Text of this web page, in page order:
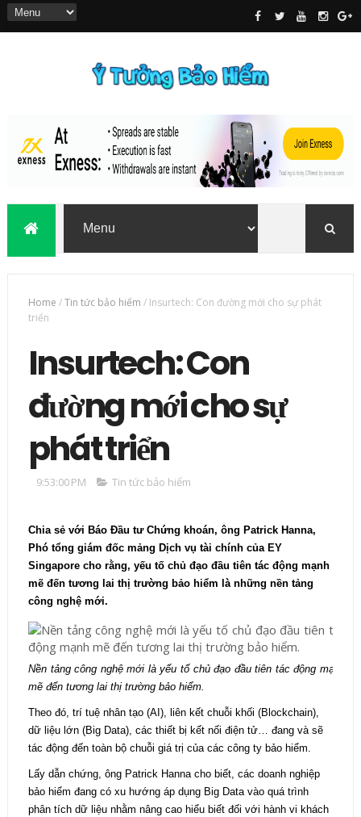
Home /Tin tức bảo hiểm / Insurtech: Con đường mới cho sự phát
triển
Insurtech: Con
đường mới cho sự
phát triển
9:53:00 PM Tin tức bảo hiểm
Chia sẻ với Báo Đầu tư Chứng khoán, ông Patrick Hanna,
Phó tổng giám đốc mảng Dịch vụ tài chính của EY
Singapore cho rằng, yếu tố chủ đạo đầu tiên tác động mạnh
mẽ đến tương lai thị trường bảo hiểm là những nền tảng
công nghệ mới.
Nền tảng công nghệ mới là yếu tố chủ đạo đầu tiên tác động mạnh
mẽ đến tương lai thị trường bảo hiểm.
Theo đó, trí tuệ nhân tạo (AI), liên kết chuỗi khối (Blockchain),
dữ liệu lớn (Big Data), các thiết bị kết nối điện tử… đang và sẽ
tác động đến toàn bộ chuỗi giá trị của các công ty bảo hiểm.
Lấy dẫn chứng, ông Patrick Hanna cho biết, các doanh nghiệp
bảo hiểm đang có xu hướng áp dụng Big Data vào quá trình
phân tích dữ liệu nhằm nâng cao hiểu biết đối với hành vi khách